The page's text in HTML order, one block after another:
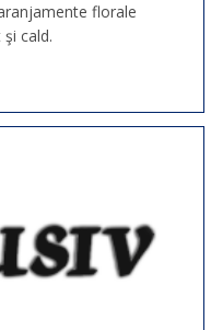
florale
cald.